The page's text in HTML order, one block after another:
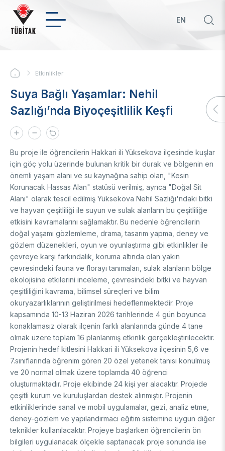
içeriğe
EN
Hakkımızda
Biz Kimiz
Yönetim Kurulu
Üst Yönetim
Mevzuat
Organizasyon Şeması
Strateji Belgeleri
Mali Tablolar
Sayılarla TÜBİTAK
Hizmet Envanterleri
Kurumsal Kimlik
Politikalar
Yeşil Büyüme TYH
Öncelikli ve Kilit Teknolojilerde TYH'ler
Girişimci ve Yenilikçi Üniversite Endeksi
Üniversitelerin Alan Bazlı Yetkinlik Analizi
Teknoloji Hazırlık Seviyesi (THS) Belirleme
BTY İstatistikleri
BTY Kılavuzları
BTYK (Mülga)
Arşiv
Uluslararası
İkili Proje Destekleri
Çok Taraflı Programlar
Çerçeve Programları
Teknoloji Transfer Ofisi
Hakkımızda
Patentler
İlanlar
Ödüller
Geçmiş Yıllarda Ödül Alanlar
Yapay Zekâ
Yapay Zekâ Politikası
Üretken Yapay Zekâ Rehberi
DESTEKLER
Akademik
Ulusal Programlar
Uluslararası Programlar
Sanayi
Ulusal Programlar
Uluslararası Programlar
Bilim & Toplum
Ulusal Programlar
Uluslararası Programlar
Bilimsel Etkinlik
Etkinliklere Katılım
Uluslararası Destekler
Uluslararası İş Birlikleri
İkili İş Birliği Programları
Çok Taraflı Programlar
AB Çerçeve Programları
BURSLAR
Lisans / Önlisans
Mentorluk Desteği Programı
Burs Programları
Lisansüstü
Sayfa
yolu
Etkinlikler
Suya Bağlı Yaşamlar: Nehil
Sazlığı’nda Biyoçeşitlilik Keşfi
Bu proje ile öğrencilerin Hakkari ili Yüksekova ilçesinde kuşlar
için göç yolu üzerinde bulunan kritik bir durak ve bölgenin en
önemli yaşam alanı ve su kaynağına sahip olan, "Kesin
Korunacak Hassas Alan" statüsü verilmiş, ayrıca "Doğal Sit
Alanı" olarak tescil edilmiş Yüksekova Nehil Sazlığı'ndaki bitki
ve hayvan çeşitliliği ile suyun ve sulak alanların bu çeşitliliğe
etkisini kavramalarını sağlamaktır. Bu nedenle öğrencilerin
doğal yaşamı gözlemleme, drama, tasarım yapma, deney ve
gözlem düzenekleri, oyun ve oyunlaştırma gibi etkinlikler ile
çevreye karşı farkındalık, koruma altında olan yakın
çevresindeki fauna ve florayı tanımaları, sulak alanların bölge
ekolojisine etkilerini inceleme, çevresindeki bitki ve hayvan
çeşitliliğini kavrama, bilimsel süreçleri ve bilim
okuryazarlıklarının geliştirilmesi hedeflenmektedir. Proje
kapsamında 10-13 Haziran 2026 tarihlerinde 4 gün boyunca
konaklamasız olarak ilçenin farklı alanlarında günde 4 tane
olmak üzere toplam 16 planlanmış etkinlik gerçekleştirilecektir.
Projenin hedef kitlesini Hakkari ili Yüksekova ilçesinin 5,6 ve
7.sınıflarında öğrenim gören 20 özel yetenek tanısı konulmuş
ve 20 normal olmak üzere toplamda 40 öğrenci
oluşturmaktadır. Proje ekibinde 24 kişi yer alacaktır. Projede
çeşitli kurum ve kuruluşlardan destek alınmıştır. Projenin
etkinliklerinde sanal ve mobil uygulamalar, gezi, analiz etme,
deney-gözlem ve yapılandırmacı eğitim sistemine uygun diğer
teknikler kullanılacaktır. Projeye başlarken öğrencilerin ön
bilgileri uygulanacak ölçekle saptanacak proje sonunda ise